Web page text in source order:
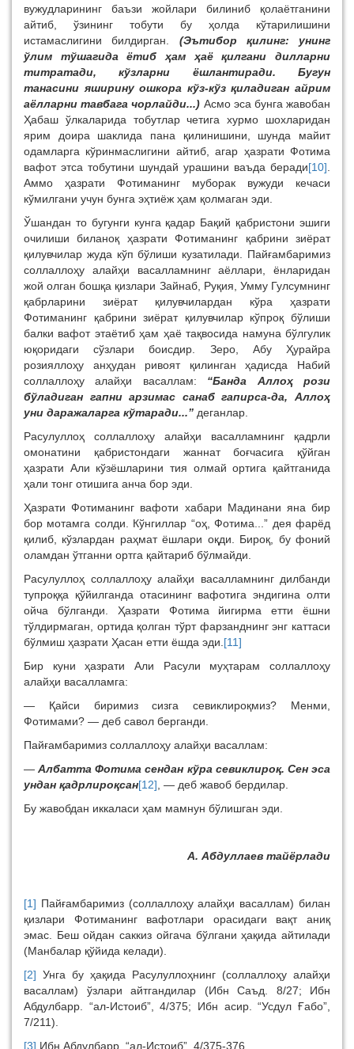
вужудларининг баъзи жойлари билиниб қолаётганини
айтиб, ўзининг тобути бу ҳолда кўтарилишини
истамаслигини билдирган.
(Эътибор қилинг: унинг
ўлим тўшагида ётиб ҳам ҳаё қилгани дилларни
титратади, кўзларни ёшлантиради. Бугун
танасини яширину ошкора кўз-кўз қиладиган айрим
аёлларни тавбага чорлайди...) Асмо эса бунга жавобан
Ҳабаш ўлкаларида тобутлар четига хурмо шохларидан
ярим доира шаклида пана қилинишини, шунда майит
одамларга кўринмаслигини айтиб, агар ҳазрати Фотима
вафот этса тобутини шундай урашини ваъда беради[10]
Аммо ҳазрати Фотиманинг муборак вужуди кечаси
кўмилгани учун бунга эҳтиёж ҳам қолмаган эди.
Ўшандан то бугунги кунга қадар Бақий қабристони эшиги
очилиши биланоқ ҳазрати Фотиманинг қабрини зиёрат
қилувчилар жуда кўп бўлиши кузатилади. Пайғамбаримиз
соллаллоҳу алайҳи васалламнинг аёллари, ёнларидан
жой олган бошқа қизлари Зайнаб, Руқия, Умму Гулсумнинг
қабрларини зиёрат қилувчилардан кўра ҳазрати
Фотиманинг қабрини зиёрат қилувчилар кўпроқ бўлиши
балки вафот этаётиб ҳам ҳаё тақвосида намуна бўлгулик
юқоридаги сўзлари боисдир. Зеро, Абу Ҳурайра
розияллоҳу анҳудан ривоят қилинган ҳадисда Набий
соллаллоҳу алайҳи васаллам:
“Банда Аллоҳ рози
бўладиган гапни арзимас санаб гапирса-да, Аллоҳ
уни даражаларга кўтаради...” деганлар.
Расулуллоҳ соллаллоҳу алайҳи васалламнинг қадрли
омонатини қабристондаги жаннат боғчасига қўйган
ҳазрати Али кўзёшларини тия олмай ортига қайтганида
ҳали тонг отишига анча бор эди.
Ҳазрати Фотиманинг вафоти хабари Мадинани яна бир
бор мотамга солди. Кўнгиллар “оҳ, Фотима...” дея фарёд
қилиб, кўзлардан раҳмат ёшлари оқди. Бироқ, бу фоний
оламдан ўтганни ортга қайтариб бўлмайди.
Расулуллоҳ соллаллоҳу алайҳи васалламнинг дилбанди
тупроққа қўйилганда отасининг вафотига эндигина олти
ойча бўлганди. Ҳазрати Фотима йигирма етти ёшни
тўлдирмаган, ортида қолган тўрт фарзанднинг энг каттаси
бўлмиш ҳазрати Ҳасан етти ёшда эди. [11]
Бир куни ҳазрати Али Расули муҳтарам соллаллоҳу
алайҳи васалламга:
— Қайси биримиз сизга севиклироқмиз? Менми,
Фотимами? — деб савол берганди.
Пайғамбаримиз соллаллоҳу алайҳи васаллам:
— Албатта Фотима сендан кўра севиклироқ. Сен эса
ундан қадрлироқсан[12] , — деб жавоб бердилар.
Бу жавобдан иккаласи ҳам мамнун бўлишган эди.
А. Абдуллаев тайёрлади
[1] Пайғамбаримиз (соллаллоҳу алайҳи васаллам) билан
қизлари Фотиманинг вафотлари орасидаги вақт аниқ
эмас. Беш ойдан саккиз ойгача бўлгани ҳақида айтилади
(Манбалар қўйида келади).
[2] Унга бу ҳақида Расулуллоҳнинг (соллаллоҳу алайҳи
васаллам) ўзлари айтгандилар (Ибн Саъд. 8/27; Ибн
Абдулбарр. “ал-Истоиб”, 4/375; Ибн асир. “Усдул Ғабо”,
7/211).
[3] Ибн Абдулбарр. “ал-Истоиб”, 4/375-376.